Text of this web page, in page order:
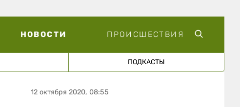
НОВОСТИ ПРОИСШЕСТВИЯ
ПОДКАСТЫ
12 октября 2020, 08:55